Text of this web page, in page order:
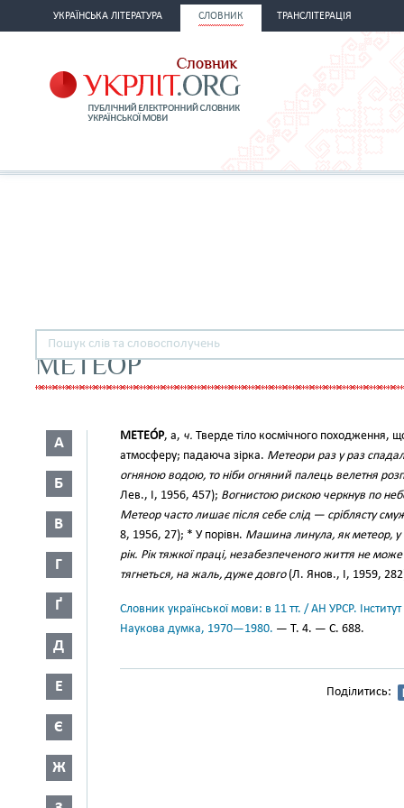
УКРАЇНСЬКА ЛІТЕРАТУРА СЛОВНИК ТРАНСЛІТЕРАЦІЯ
МЕТЕОР
А
Б
В
Г
Ґ
Д
Е
Є
Ж
МЕТЕО́Р, а, ч. Тверде тіло космічного походження,
атмосферу; падаюча зірка. Метеори раз у раз
огняною водою, то ніби огняний палець велетня
Лев., І, 1956, 457); Вогнистою рискою черкнув по
Метеор часто лишає після себе слід — сріблясту
8, 1956, 27); * У порівн. Машина линула, як метеор, у
рік. Рік тяжкої праці, незабезпеченого життя не
тягнеться, на жаль, дуже довго(Л. Янов., І, 1959,
Словник української мови: в 11 тт. / АН УРСР.
Наукова думка, 1970—1980. — Т. 4. — С. 688.
Поділитись: